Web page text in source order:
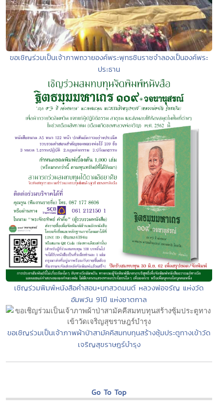
ขอเชิญร่วมเป็นเจ้าภาพถวายองค์พระพุทธชินราชจำลองเป็นองค์พระ
ประธาน
เชิญร่วมพิมพ์หนังสือคำสอน+บทสวดมนต์ หลวงพ่อจรัญ แห่งวัด
อัมพวัน 91ปี แห่งชาตกาล
ขอเชิญร่วมเป็นเจ้าภาพผ้าป่าสามัคคีสมทบทุนสร้างซุ้มประตูทางเข้าวัด
เจริญสุขราษฎร์บำรุง
Go To Top